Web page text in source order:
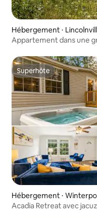
Hébergement ⋅
Appartement dans une
Superhôte
Superhôte
Hébergement ⋅
Acadia Retreat avec